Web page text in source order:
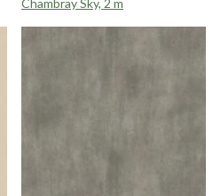
Chambray Sky, 2 m